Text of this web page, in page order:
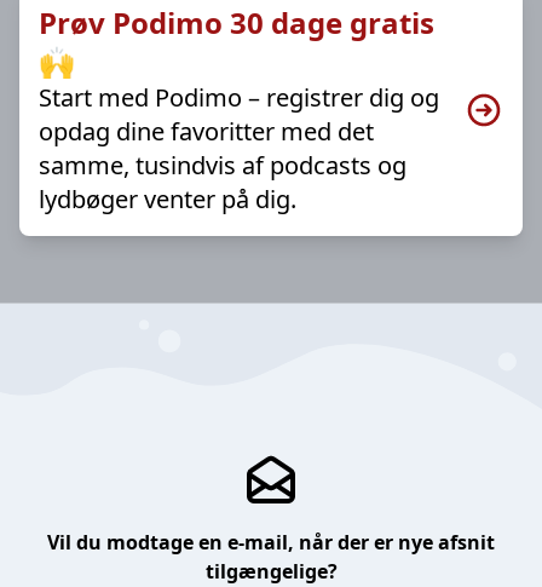
Prøv Podimo 30 dage gratis
🙌
Start med Podimo – registrer dig og
opdag dine favoritter med det
samme, tusindvis af podcasts og
lydbøger venter på dig.
Vil du modtage en e-mail, når der er nye afsnit
tilgængelige?